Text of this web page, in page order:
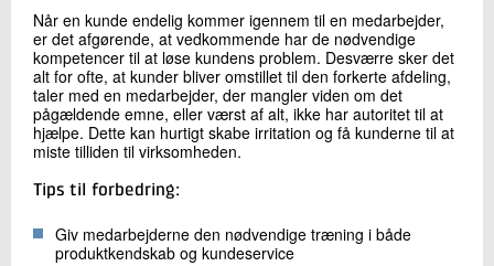
Når en kunde endelig kommer igennem til en medarbejder,
er det afgørende, at vedkommende har de nødvendige
kompetencer til at løse kundens problem. Desværre sker det
alt for ofte, at kunder bliver omstillet til den forkerte afdeling,
taler med en medarbejder, der mangler viden om det
pågældende emne, eller værst af alt, ikke har autoritet til at
hjælpe. Dette kan hurtigt skabe irritation og få kunderne til at
miste tilliden til virksomheden.
Tips til forbedring:
Giv medarbejderne den nødvendige træning i både
produktkendskab og kundeservice